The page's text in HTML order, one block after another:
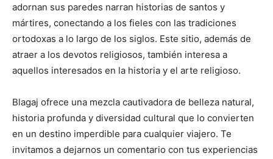
adornan sus paredes narran historias de santos y
mártires, conectando a los fieles con las tradiciones
ortodoxas a lo largo de los siglos. Este sitio, además de
atraer a los devotos religiosos, también interesa a
aquellos interesados en la historia y el arte religioso.
Blagaj ofrece una mezcla cautivadora de belleza natural,
historia profunda y diversidad cultural que lo convierten
en un destino imperdible para cualquier viajero. Te
invitamos a dejarnos un comentario con tus experiencias